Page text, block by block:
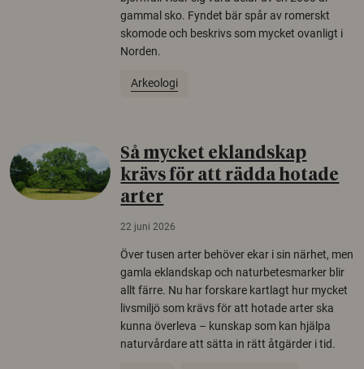
gammal sko. Fyndet bär spår av romerskt
skomode och beskrivs som mycket ovanligt i
Norden.
Arkeologi
Så mycket eklandskap
krävs för att rädda hotade
arter
22 juni 2026
Över tusen arter behöver ekar i sin närhet, men
gamla eklandskap och naturbetesmarker blir
allt färre. Nu har forskare kartlagt hur mycket
livsmiljö som krävs för att hotade arter ska
kunna överleva – kunskap som kan hjälpa
naturvårdare att sätta in rätt åtgärder i tid.